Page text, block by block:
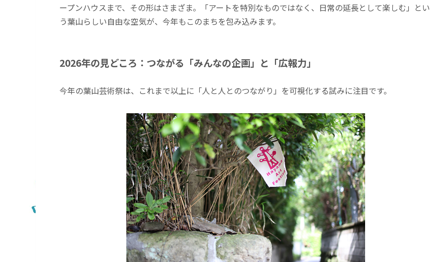
ープンハウスまで、その形はさまざま。「アートを特別なものではなく、日常の延長として楽しむ」とい
う葉山らしい自由な空気が、今年もこのまちを包み込みます。
2026年の見どころ：つながる「みんなの企画」と「広報力」
今年の葉山芸術祭は、これまで以上に「人と人とのつながり」を可視化する試みに注目です。